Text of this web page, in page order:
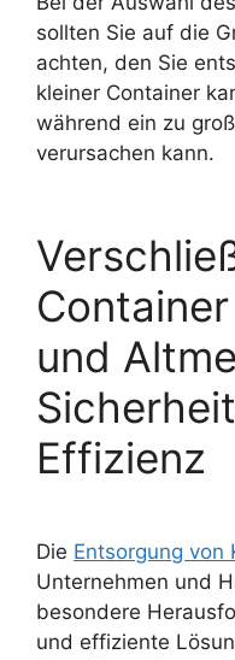
sollten Sie auf die
achten, den Sie
kleiner Container
während ein zu
verursachen kann.
und
Effizienz
Die Entsorgung von
Unternehmen und
besondere
und effiziente